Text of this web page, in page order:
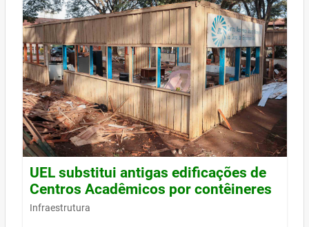
UEL substitui antigas edificações de
Centros Acadêmicos por contêineres
Infraestrutura